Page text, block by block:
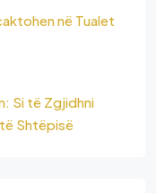
në Tualet
Si të Zgjidhni
Shtëpisë